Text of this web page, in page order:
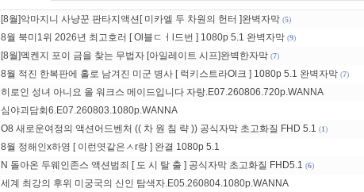
[8월]악마지니 사냥꾼 판타지액션[ 미카엘 두 차원의 헌터 ]완벽자막 (5)
8월 북미1위 2026년 최고호러 [ Ol블ㄷㅓl드번 ] 1080p 5.1 완벽자막 (9)
[8월]멕켄지 포이 금을 찾는 무법자 [아일레이트 시프]완벽한자막 (7)
8월 적진 한복판에 홀로 남겨진 미군 병사 [ 럭키스트라Ol크 ] 1080p 5.1 완벽자막 (7)
히로인 성녀 아니요 올 워크스 메이드입니다 자랑.E07.260806.720p.WANNA
심야괴담회6.E07.260803.1080p.WANNA
O8 새로운여정의 액션어드벤처 (( 차 원 침 략 )) 공식자막 초고화질 FHD 5.1 (1)
8월 정해인x하영 [ 이런엿같은ㅅr랑 ] 완결 1080p 5.1
N 돌아온 두웨인존스 액션범죄 [ 도 시 탈 출 ] 공식자막 초고화질 FHD5.1 (6)
세계 최강의 후위 미궁국의 신인 탐색자.E05.260804.1080p.WANNA